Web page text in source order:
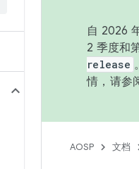
自 2026
2 季度和
release 。
情，请参
AOSP 文档